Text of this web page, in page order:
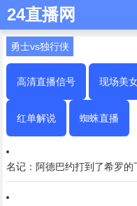
24直播网
勇士vs独行侠
高清直播信号 现场美
红单解说 蜘蛛直播
名记：阿德巴约打到了希罗